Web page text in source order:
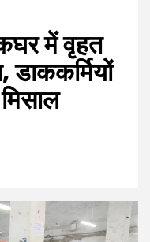
में वृहत
डाककर्मियों